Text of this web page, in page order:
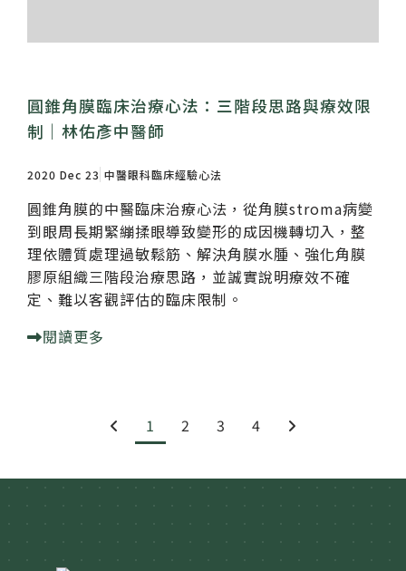
圓錐角膜臨床治療心法：三階段思路與療效限
制｜林佑彥中醫師
2020 Dec 23 中醫眼科臨床經驗心法
圓錐角膜的中醫臨床治療心法，從角膜stroma病變
到眼周長期緊繃揉眼導致變形的成因機轉切入，整
理依體質處理過敏鬆筋、解決角膜水腫、強化角膜
膠原組織三階段治療思路，並誠實說明療效不確
定、難以客觀評估的臨床限制。
閱讀更多
1 2 3 4